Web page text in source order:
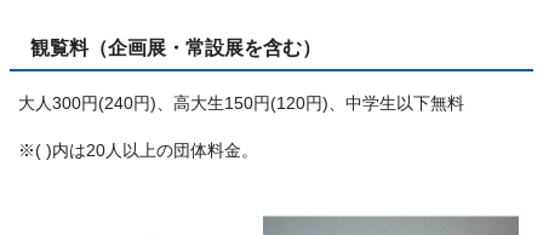
観覧料（企画展・常設展を含む）
大人300円(240円)、高大生150円(120円)、中学生以下無料
※( )内は20人以上の団体料金。